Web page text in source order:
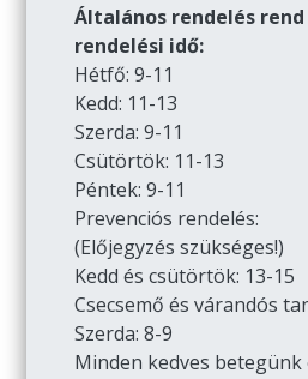
Általános rendelés
rendelési idő:
Hétfő: 9-11
Kedd: 11-13
Szerda: 9-11
Csütörtök: 11-13
Péntek: 9-11
Prevenciós rendelés:
(Előjegyzés szükséges!)
Kedd és csütörtök: 13-15
Csecsemő és várandós
Szerda: 8-9
Minden kedves betegünk